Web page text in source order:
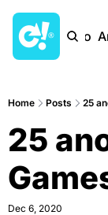
Início
Home Posts 25
25
Dec 6, 2020